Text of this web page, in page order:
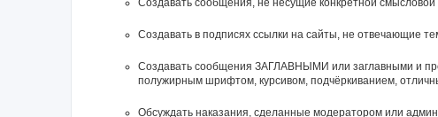
Создавать сообщения, не несущие конкретной
Создавать в подписях ссылки на сайты, не отвечающие
Cоздавать сообщения ЗАГЛАВНЫМИ или заглавными и
полужирным шрифтом, курсивом, подчёркиванием,
Обсуждать наказания, сделанные модератором или